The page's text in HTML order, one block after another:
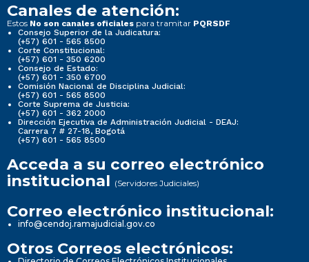
Canales de atención:
Estos No son canales oficiales para tramitar PQRSDF
Consejo Superior de la Judicatura:
(+57) 601 - 565 8500
Corte Constitucional:
(+57) 601 - 350 6200
Consejo de Estado:
(+57) 601 - 350 6700
Comisión Nacional de Disciplina Judicial:
(+57) 601 - 565 8500
Corte Suprema de Justicia:
(+57) 601 - 362 2000
Dirección Ejecutiva de Administración Judicial - DEAJ:
Carrera 7 # 27-18, Bogotá
(+57) 601 - 565 8500
Acceda a su correo electrónico
institucional (Servidores Judiciales)
Correo electrónico institucional:
info@cendoj.ramajudicial.gov.co
Otros Correos electrónicos: